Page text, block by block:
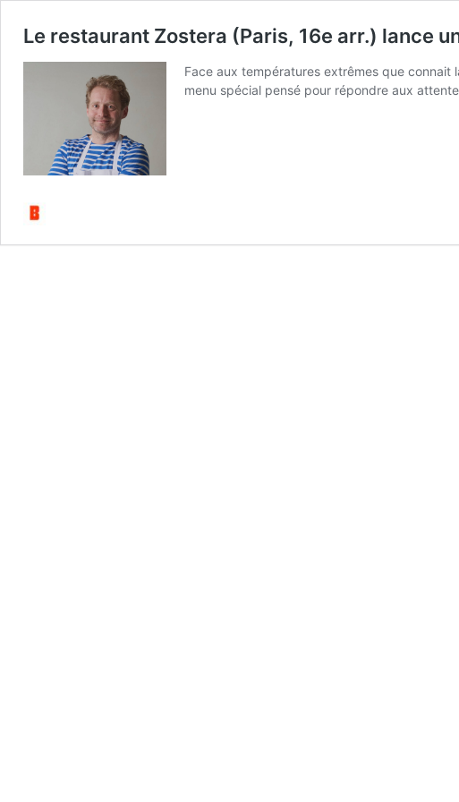
Le restaurant Zostera (Paris, 16e arr.) lance
Face aux températures extrêmes que connait
menu spécial pensé pour répondre aux